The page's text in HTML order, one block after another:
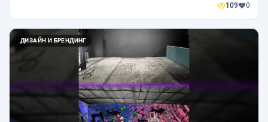
109 0
ДИЗАЙН И БРЕНДИНГ